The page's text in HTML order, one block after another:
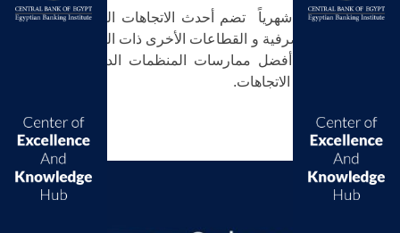
تقارير تصدر شهرياً تضم أحدث الاتجاهات التى تؤثر على
الصناعة المصرفية و القطاعات الأخرى ذات الصلة , وتوضح
تلك التقارير أفضل ممارسات المنظمات الدولية فى كل
اتجاه من هذه الاتجاهات.